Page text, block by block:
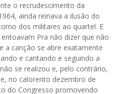
o recrudescimento da
ainda reinava a ilusão do
dos militares ao quartel. E
Pra não dizer que não
a canção se abre exatamente
e cantando e seguindo a
se realizou e, pelo contrário,
no calorento dezembro de
do Congresso promovendo